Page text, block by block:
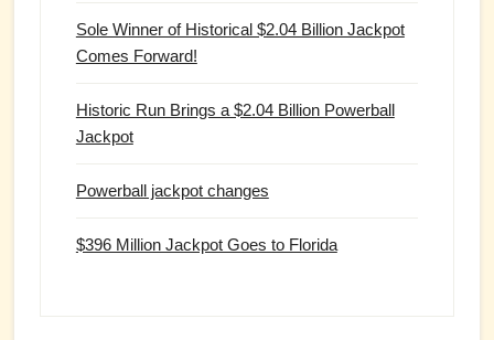
Sole Winner of Historical $2.04 Billion Jackpot
Comes Forward!
Historic Run Brings a $2.04 Billion Powerball
Jackpot
Powerball jackpot changes
$396 Million Jackpot Goes to Florida